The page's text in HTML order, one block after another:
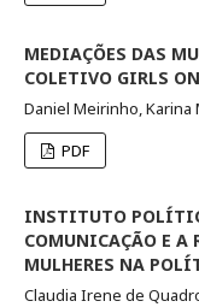
MEDIAÇÕES DAS
COLETIVO GIRLS
Daniel Meirinho, Karina
PDF
INSTITUTO
COMUNICAÇÃO E A
MULHERES NA
Claudia Irene de